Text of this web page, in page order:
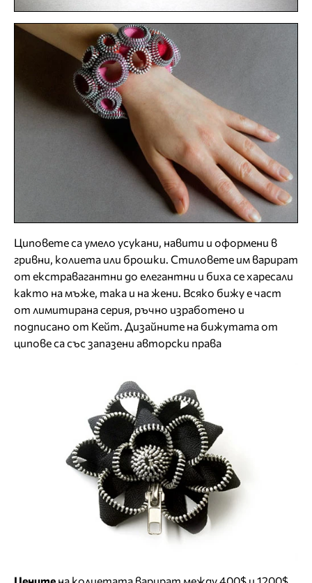
Циповете са умело усукани, навити и оформени в
гривни, колиета или брошки. Стиловете им варират
от екстравагантни до елегантни и биха се харесали
както на мъже, така и на жени. Всяко бижу е част
от лимитирана серия, ръчно изработено и
подписано от Кейт. Дизайните на бижутата от
ципове са със запазени авторски права